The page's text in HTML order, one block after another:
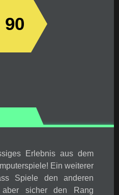
90
Erlebnis aus dem
Ein weiterer
Spiele den anderen
sicher den Rang